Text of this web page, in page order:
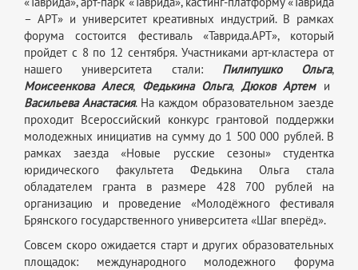
– АРТ» и университет креативных индустрий. В рамках
форума состоится фестиваль «Таврида.АРТ», который
пройдет с 8 по 12 сентября. Участниками арт-кластера от
нашего университета стали: Пилипушко Ольга,
Моисеенкова Алеся, Федькина Ольга, Дюков Артеми
Васильева Анастасия. На каждом образовательном заезде
проходит Всероссийский конкурс грантовой поддержки
молодежных инициатив на сумму до 1 500 000 рублей. В
рамках заезда «Новые русские сезоны» студентка
юридического факультета Федькина Ольга стала
обладателем гранта в размере 428 700 рублей на
организацию и проведение «Молодёжного фестиваля
Брянского государственного университета «Шаг вперёд».
Совсем скоро ожидается старт и других образовательных
площадок: международного молодежного форума